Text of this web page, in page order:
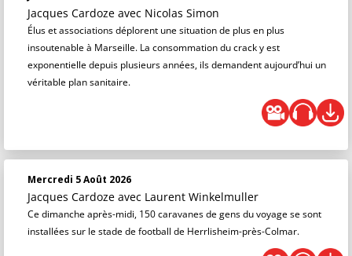
Jacques Cardoze avec Nicolas Simon
Élus et associations déplorent une situation de plus en plus
insoutenable à Marseille. La consommation du crack y est
exponentielle depuis plusieurs années, ils demandent aujourd’hui un
véritable plan sanitaire.
Mercredi 5 Août 2026
Jacques Cardoze avec Laurent Winkelmuller
Ce dimanche après-midi, 150 caravanes de gens du voyage se sont
installées sur le stade de football de Herrlisheim-près-Colmar.